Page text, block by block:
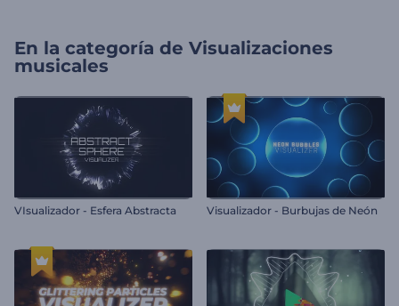
En la categoría de Visualizaciones
musicales
VIsualizador - Esfera Abstracta Visualizador - Burbujas de Neón